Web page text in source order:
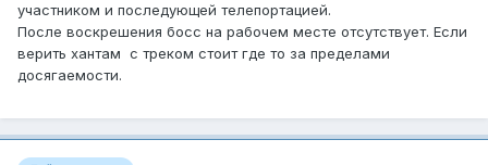
участником и последующей телепортацией.
После воскрешения босс на рабочем месте отсутствует. Если
верить хантам с треком стоит где то за пределами
досягаемости.